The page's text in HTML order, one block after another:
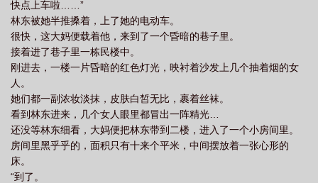
快点上车啦……”
林东被她半推搡着，上了她的电动车。
很快，这大妈便载着他，来到了一个昏暗的巷子里。
接着进了巷子里一栋民楼中。
刚进去，一楼一片昏暗的红色灯光，映衬着沙发上几个抽着烟的女
人。
她们都一副浓妆淡抹，皮肤白皙无比，裹着丝袜。
看到林东进来，几个女人眼里都冒出一阵精光…
还没等林东细看，大妈便把林东带到二楼，进入了一个小房间里。
房间里黑乎乎的，面积只有十来个平米，中间摆放着一张心形的
床。
“到了。